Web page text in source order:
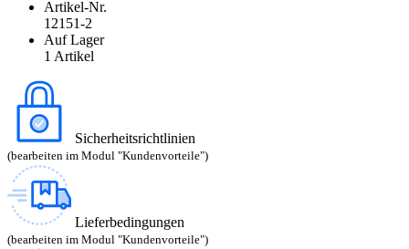
Artikel-Nr.
12151-2
Auf Lager
1 Artikel
Sicherheitsrichtlinien
(bearbeiten im Modul "Kundenvorteile")
Lieferbedingungen
(bearbeiten im Modul "Kundenvorteile")